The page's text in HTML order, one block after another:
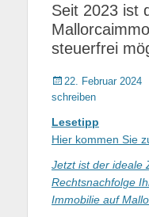
Seit 2023 ist
steuerfrei
Gepostet
am
22. Februar 2024
schreiben
Lesetipp
Hier kommen Sie
Jetzt ist der ideale
Rechtsnachfolge
Immobilie auf